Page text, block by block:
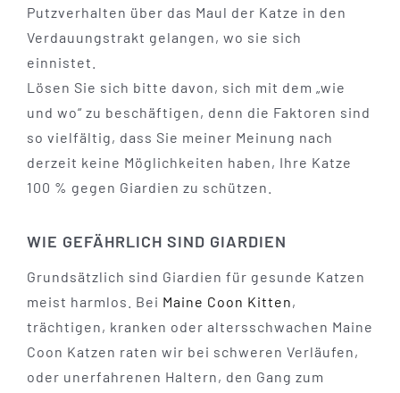
Putzverhalten über das Maul der Katze in den
Verdauungstrakt gelangen, wo sie sich
einnistet.
Lösen Sie sich bitte davon, sich mit dem „wie
und wo“ zu beschäftigen, denn die Faktoren sind
so vielfältig, dass Sie meiner Meinung nach
derzeit keine Möglichkeiten haben, Ihre Katze
100 % gegen Giardien zu schützen.
WIE GEFÄHRLICH SIND GIARDIEN
Grundsätzlich sind Giardien für gesunde Katzen
meist harmlos. Bei Maine Coon Kitten,
trächtigen, kranken oder altersschwachen Maine
Coon Katzen raten wir bei schweren Verläufen,
oder unerfahrenen Haltern, den Gang zum